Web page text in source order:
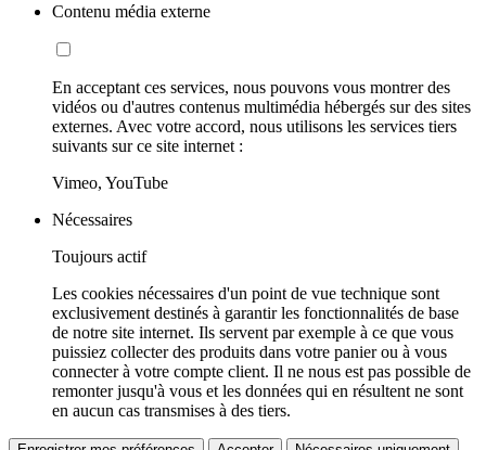
Contenu média externe
En acceptant ces services, nous pouvons vous montrer des
vidéos ou d'autres contenus multimédia hébergés sur des sites
externes. Avec votre accord, nous utilisons les services tiers
suivants sur ce site internet :
Vimeo, YouTube
Nécessaires
Toujours actif
Les cookies nécessaires d'un point de vue technique sont
exclusivement destinés à garantir les fonctionnalités de base
de notre site internet. Ils servent par exemple à ce que vous
puissiez collecter des produits dans votre panier ou à vous
connecter à votre compte client. Il ne nous est pas possible de
remonter jusqu'à vous et les données qui en résultent ne sont
en aucun cas transmises à des tiers.